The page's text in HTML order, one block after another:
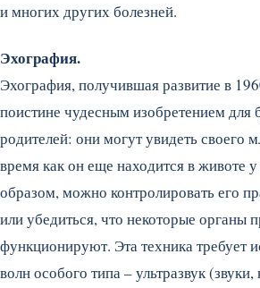
и многих других болезней.
Эхография.
Эхография, получившая развитие в
поистине чудесным изобретением для
родителей: они могут увидеть своего
время как он еще находится в животе
образом, можно контролировать его
или убедиться, что некоторые органы
функционируют. Эта техника требует
волн особого типа – ультразвук